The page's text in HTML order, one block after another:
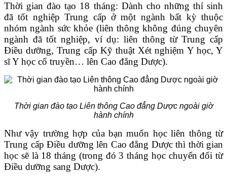
Thời gian đào tạo 18 tháng: Dành cho những thí sinh
đã tốt nghiệp Trung cấp ở một ngành bất kỳ thuộc
nhóm ngành sức khỏe (liên thông không đúng chuyên
ngành đã tốt nghiệp, ví dụ: liên thông từ Trung cấp
Điều dưỡng, Trung cấp Kỹ thuật Xét nghiệm Y học, Y
sĩ Y học cổ truyền… lên Cao đẳng Dược).
Thời gian đào tạo Liên thông Cao đẳng Dược ngoài giờ
hành chính
Như vậy trường hợp của bạn muốn học liên thông từ
Trung cấp Điều dưỡng lên Cao đẳng Dược thì thời gian
học sẽ là 18 tháng (trong đó 3 tháng học chuyển đổi từ
Điều dưỡng sang Dược).